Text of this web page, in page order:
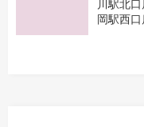
川駅北
岡駅西口